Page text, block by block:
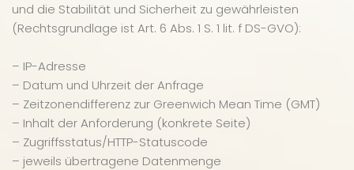
und die Stabilität und Sicherheit zu gewährleisten
(Rechtsgrundlage ist Art. 6 Abs. 1 S. 1 lit. f DS-GVO):
– IP-Adresse
– Datum und Uhrzeit der Anfrage
– Zeitzonendifferenz zur Greenwich Mean Time (GMT)
– Inhalt der Anforderung (konkrete Seite)
– Zugriffsstatus/HTTP-Statuscode
– jeweils übertragene Datenmenge